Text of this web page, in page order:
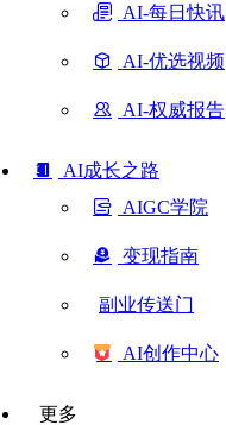
AI-每日快讯
AI-优选视频
AI-权威报告
AI成长之路
AIGC学院
变现指南
副业传送门
AI创作中心
更多